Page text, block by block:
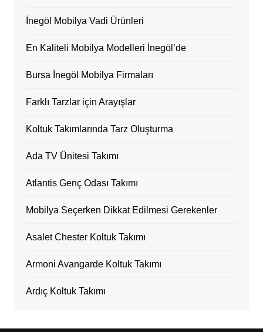
İnegöl Mobilya Vadi Ürünleri
En Kaliteli Mobilya Modelleri İnegöl’de
Bursa İnegöl Mobilya Firmaları
Farklı Tarzlar için Arayışlar
Koltuk Takımlarında Tarz Oluşturma
Ada TV Ünitesi Takımı
Atlantis Genç Odası Takımı
Mobilya Seçerken Dikkat Edilmesi Gerekenler
Asalet Chester Koltuk Takımı
Armoni Avangarde Koltuk Takımı
Ardıç Koltuk Takımı